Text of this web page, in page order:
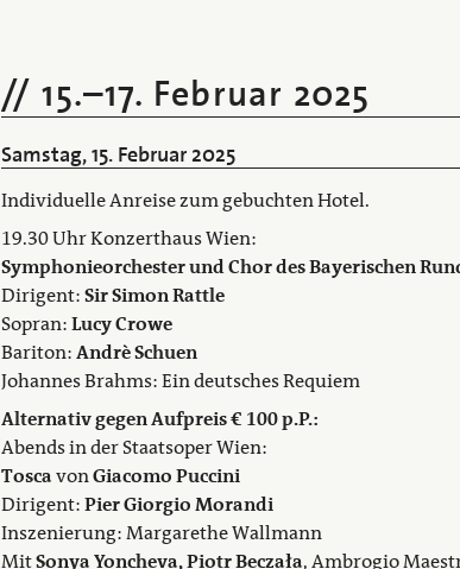
15.–17. Februar 2025
Samstag, 15. Februar 2025
Individuelle Anreise zum gebuchten Hotel.
19.30 Uhr Konzerthaus Wien:
Symphonieorchester und Chor desBayerischen
Dirigent:Sir Simon Rattle
Sopran:Lucy Crowe
Bariton:Andrè Schuen
Johannes Brahms: Ein deutsches Requiem
Alternativ gegen Aufpreis € 100 p.P.:
Abends in der Staatsoper Wien:
ToscavonGiacomo Puccini
Dirigent:Pier Giorgio Morandi
Inszenierung: Margarethe Wallmann
MitSonya Yoncheva, Piotr Beczała, Ambrogio